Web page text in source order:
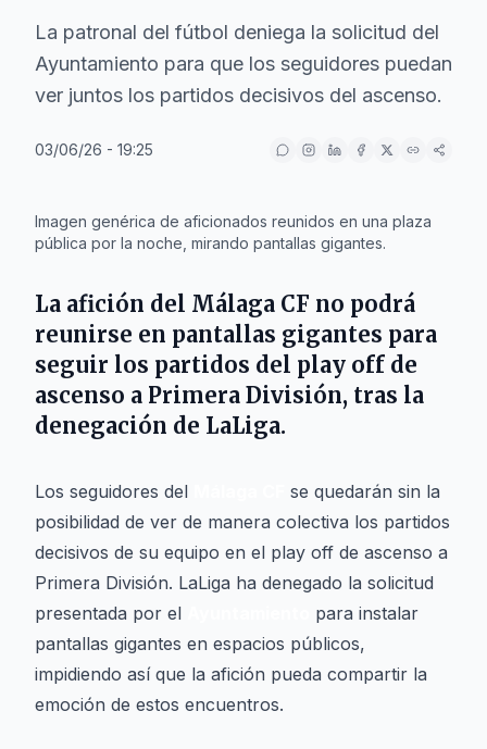
La patronal del fútbol deniega la solicitud del
Ayuntamiento para que los seguidores puedan
ver juntos los partidos decisivos del ascenso.
03/06/26 - 19:25
Imagen genérica de aficionados reunidos en una plaza
pública por la noche, mirando pantallas gigantes.
La afición del Málaga CF no podrá
reunirse en pantallas gigantes para
seguir los partidos del play off de
ascenso a Primera División, tras la
denegación de LaLiga.
Los seguidores del
se quedarán sin la
posibilidad de ver de manera colectiva los partidos
decisivos de su equipo en el play off de ascenso a
Primera División. LaLiga ha denegado la solicitud
presentada por el
para instalar
pantallas gigantes en espacios públicos,
impidiendo así que la afición pueda compartir la
emoción de estos encuentros.